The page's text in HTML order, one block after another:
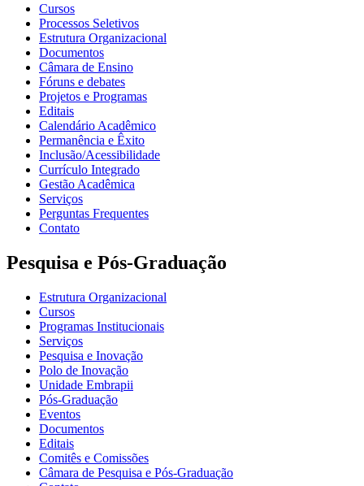
Cursos
Processos Seletivos
Estrutura Organizacional
Documentos
Câmara de Ensino
Fóruns e debates
Projetos e Programas
Editais
Calendário Acadêmico
Permanência e Êxito
Inclusão/Acessibilidade
Currículo Integrado
Gestão Acadêmica
Serviços
Perguntas Frequentes
Contato
Pesquisa e Pós-Graduação
Estrutura Organizacional
Cursos
Programas Institucionais
Serviços
Pesquisa e Inovação
Polo de Inovação
Unidade Embrapii
Pós-Graduação
Eventos
Documentos
Editais
Comitês e Comissões
Câmara de Pesquisa e Pós-Graduação